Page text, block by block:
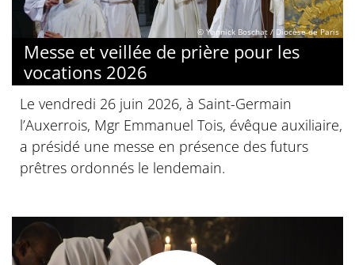
© Yannick Boschat / Diocèse de Paris
Messe et veillée de prière pour les
vocations 2026
Le vendredi 26 juin 2026, à Saint-Germain
l’Auxerrois, Mgr Emmanuel Tois, évêque auxiliaire,
a présidé une messe en présence des futurs
prêtres ordonnés le lendemain.